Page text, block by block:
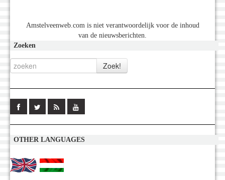
Amstelveenweb.com is niet verantwoordelijk voor de inhoud
van de nieuwsberichten.
Zoeken
OTHER LANGUAGES